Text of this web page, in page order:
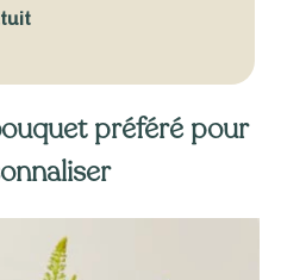
préféré pour